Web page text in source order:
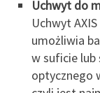
Uchwyt do
Uchwyt
umożliwia
w suficie lub
optycznego